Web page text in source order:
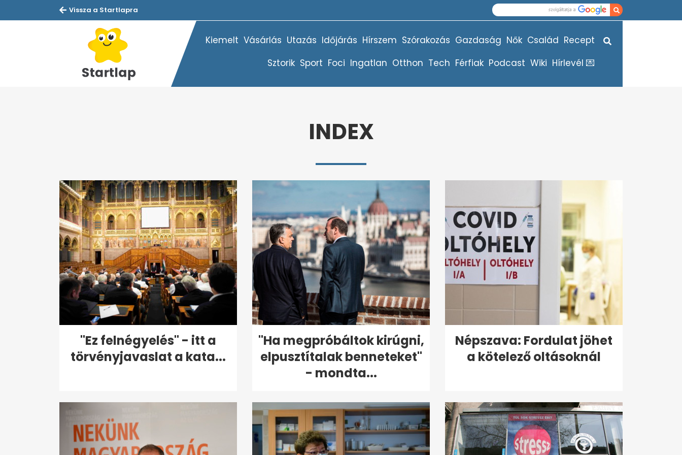
Vissza a Startlapra
Kiemelt Vásárlás Utazás Időjárás Hírszem Szórakozás Gazdaság Nők Család Recept
Sztorik Sport Foci Ingatlan Otthon Tech Férfiak Podcast Wiki Hírlevél 💌
INDEX
"Ez felnégyelés" - itt a
törvényjavaslat a kata...
"Ha megpróbáltok kirúgni,
elpusztítalak benneteket"
- mondta...
Népszava: Fordulat jöhet
a kötelező oltásoknál